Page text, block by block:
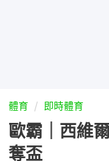
體育 即時體育
歐霸｜西維
奪盃